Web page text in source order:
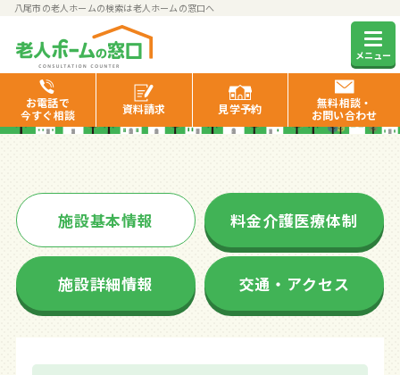
八尾市の老人ホームの検索は老人ホームの窓口へ
メニュー
お電話で
今すぐ相談
資料請求 見学予約
無料相談・
お問い合わせ
カサブランカ桂町
施設基本情報 料金介護医療体制
施設詳細情報 交通・アクセス